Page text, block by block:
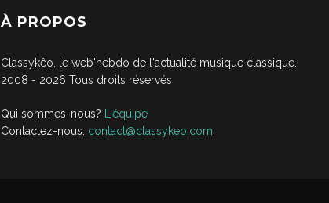
À PROPOS
Classykêo, le web'hebdo de l'actualité musique classique.
2008 - 2026 Tous droits réservés
Qui sommes-nous?
L'équipe
Contactez-nous: contact@classykeo.com